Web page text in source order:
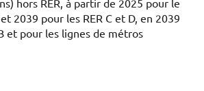
hors RER, à partir de 2025 pour le
2039 pour les RER C et D, en 2039
et pour les lignes de métros